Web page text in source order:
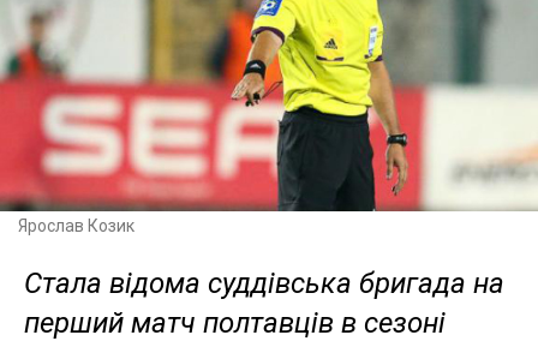
Ярослав Козик
Стала відома суддівська бригада на
перший матч полтавців в сезоні